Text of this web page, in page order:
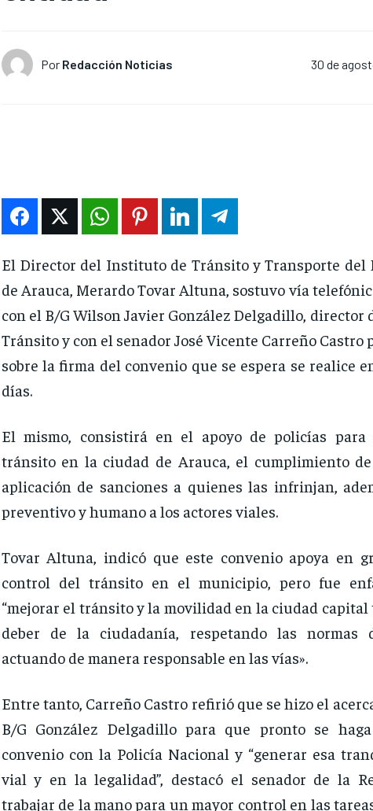
Por Redacción Noticias 30 de
El Director del Instituto de Tránsito y Transporte del
de Arauca, Merardo Tovar Altuna, sostuvo vía
con el B/G Wilson Javier González Delgadillo, director
Tránsito y con el senador José Vicente Carreño Castro
sobre la firma del convenio que se espera se realice
días.
El mismo, consistirá en el apoyo de policías
tránsito en la ciudad de Arauca, el cumplimiento
aplicación de sanciones a quienes las infrinjan,
preventivo y humano a los actores viales.
Tovar Altuna, indicó que este convenio apoya en
control del tránsito en el municipio, pero fue
“mejorar el tránsito y la movilidad en la ciudad capital
deber de la ciudadanía, respetando las
actuando de manera responsable en las vías».
Entre tanto, Carreño Castro refirió que se hizo el
B/G González Delgadillo para que pronto se
convenio con la Policía Nacional y “generar esa
vial y en la legalidad”, destacó el senador de la
trabajar de la mano para un mayor control en las